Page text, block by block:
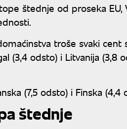
štednje od proseka EU,
troše svaki cent
(3,4 odsto) i Litvanija (3,8
(7,5 odsto) i Finska (4,4
štednje